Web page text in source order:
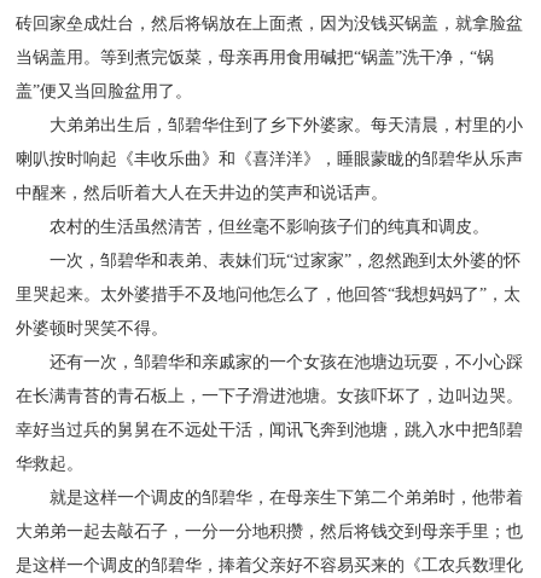
砖回家垒成灶台，然后将锅放在上面煮，因为没钱买锅盖，就拿脸盆
当锅盖用。等到煮完饭菜，母亲再用食用碱把“锅盖”洗干净，“锅
盖”便又当回脸盆用了。
大弟弟出生后，邹碧华住到了乡下外婆家。每天清晨，村里的小
喇叭按时响起《丰收乐曲》和《喜洋洋》，睡眼蒙眬的邹碧华从乐声
中醒来，然后听着大人在天井边的笑声和说话声。
农村的生活虽然清苦，但丝毫不影响孩子们的纯真和调皮。
一次，邹碧华和表弟、表妹们玩“过家家”，忽然跑到太外婆的怀
里哭起来。太外婆措手不及地问他怎么了，他回答“我想妈妈了”，太
外婆顿时哭笑不得。
还有一次，邹碧华和亲戚家的一个女孩在池塘边玩耍，不小心踩
在长满青苔的青石板上，一下子滑进池塘。女孩吓坏了，边叫边哭。
幸好当过兵的舅舅在不远处干活，闻讯飞奔到池塘，跳入水中把邹碧
华救起。
就是这样一个调皮的邹碧华，在母亲生下第二个弟弟时，他带着
大弟弟一起去敲石子，一分一分地积攒，然后将钱交到母亲手里；也
是这样一个调皮的邹碧华，捧着父亲好不容易买来的《工农兵数理化